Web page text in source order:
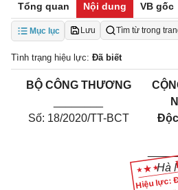
Tổng quan Nội dung VB gốc
Mục lục Lưu Tìm từ trong
Tình trạng hiệu lực: Đã biết
Hiệu lực:
BỘ CÔNG THƯƠNG
Số: 18/2020/TT-BCT
Hà